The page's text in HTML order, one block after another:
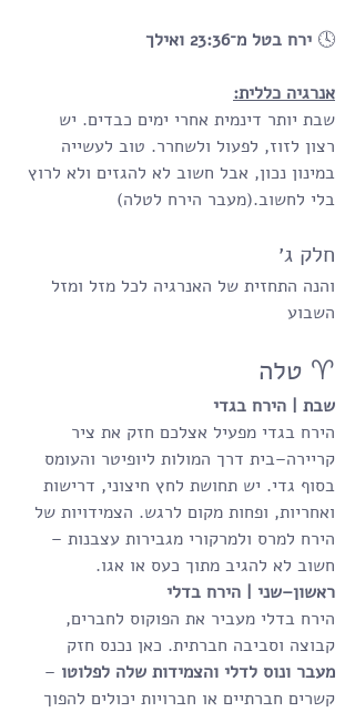
🕓 ירח בטל מ־23:36 ואילך
אנרגיה כללית:
שבת יותר דינמית אחרי ימים כבדים. יש
רצון לזוז, לפעול ולשחרר. טוב לעשייה
במינון נכון, אבל חשוב לא להגזים ולא לרוץ
בלי לחשוב.(מעבר הירח לטלה)
חלק ג׳
והנה התחזית של האנרגיה לכל מזל ומזל
השבוע
♈ טלה
שבת | הירח בגדי
הירח בגדי מפעיל אצלכם חזק את ציר
קריירה–בית דרך המולות ליופיטר והעומס
בסוף גדי. יש תחושת לחץ חיצוני, דרישות
ואחריות, ופחות מקום לרגש. הצמידויות של
הירח למרס ולמרקורי מגבירות עצבנות –
חשוב לא להגיב מתוך כעס או אגו.
ראשון–שני | הירח בדלי
הירח בדלי מעביר את הפוקוס לחברים,
קבוצה וסביבה חברתית. כאן נכנס חזק
מעבר ונוס לדלי והצמידות שלה לפלוטו –
קשרים חברתיים או חברויות יכולים להפוך